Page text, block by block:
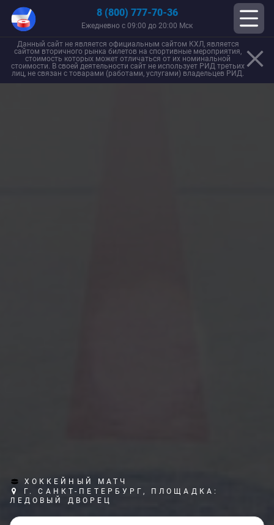
8 (800) 777-70-36
Ежедневно с 09:00 до 20:00 Мск
Данный сайт не является официальным сайтом КХЛ, является
сайтом вторичного рынка билетов на спортивные мероприятия,
стоимость которых может отличаться от их номинальной
стоимости. В своей деятельности сайт не использует РИД третьих
лиц, не связан с товарами (работами, услугами) владельцев РИД.
ХОККЕЙНЫЙ МАТЧ
Г. САНКТ-ПЕТЕРБУРГ, ПЛОЩАДКА:
ЛЕДОВЫЙ ДВОРЕЦ